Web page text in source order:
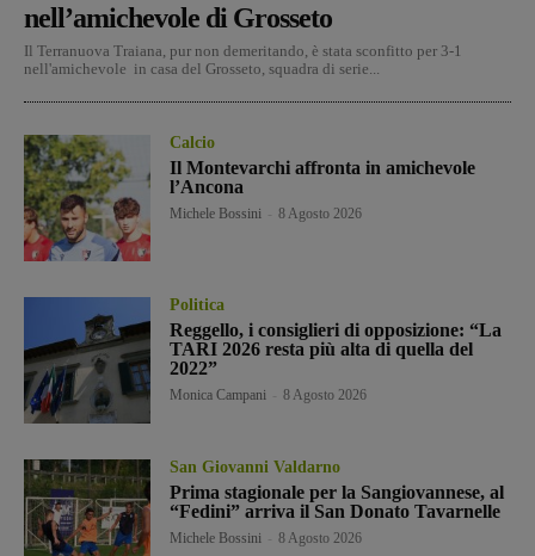
nell’amichevole di Grosseto
Il Terranuova Traiana, pur non demeritando, è stata sconfitto per 3-1
nell'amichevole in casa del Grosseto, squadra di serie...
Calcio
Il Montevarchi affronta in amichevole
l’Ancona
Michele Bossini 8 Agosto 2026
Politica
Reggello, i consiglieri di opposizione: “La
TARI 2026 resta più alta di quella del
2022”
Monica Campani 8 Agosto 2026
San Giovanni Valdarno
Prima stagionale per la Sangiovannese, al
“Fedini” arriva il San Donato Tavarnelle
Michele Bossini 8 Agosto 2026